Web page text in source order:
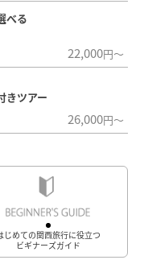
べる
22,000円～
きツアー
26,000円～
じめての関西旅行に役立つ
ビギナーズガイド